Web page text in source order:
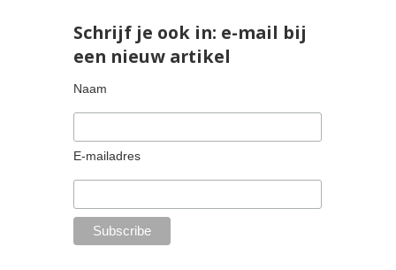
Schrijf je ook in: e-mail bij
een nieuw artikel
Naam
E-mailadres